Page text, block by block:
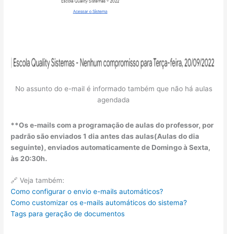
No assunto do e-mail é informado também que não há aulas
agendada
**Os e-mails com a programação de aulas do professor, por
padrão são enviados 1 dia antes das aulas(Aulas do dia
seguinte), enviados automaticamente de Domingo à Sexta,
às 20:30h.
🔗 Veja também:
Como configurar o envio e-mails automáticos?
Como customizar os e-mails automáticos do sistema?
Tags para geração de documentos